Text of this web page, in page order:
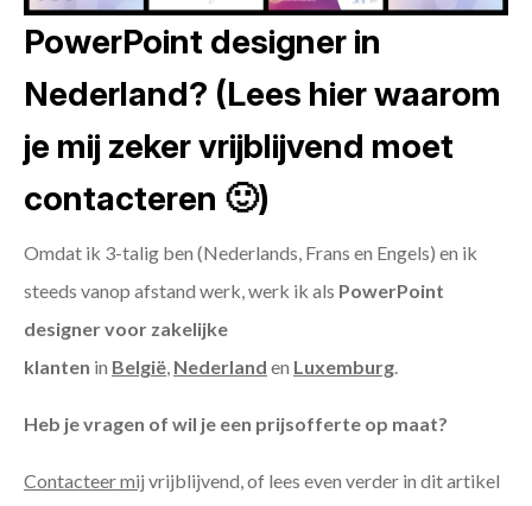
PowerPoint designer in
Nederland? (Lees hier waarom
je mij zeker vrijblijvend moet
contacteren 🙂)
Omdat ik 3-talig ben (Nederlands, Frans en Engels) en ik
steeds vanop afstand werk, werk ik als PowerPoint
designer voor zakelijke
klanten in België, Nederland en Luxemburg.
Heb je vragen of wil je een prijsofferte op maat?
Contacteer mij vrijblijvend, of lees even verder in dit artikel